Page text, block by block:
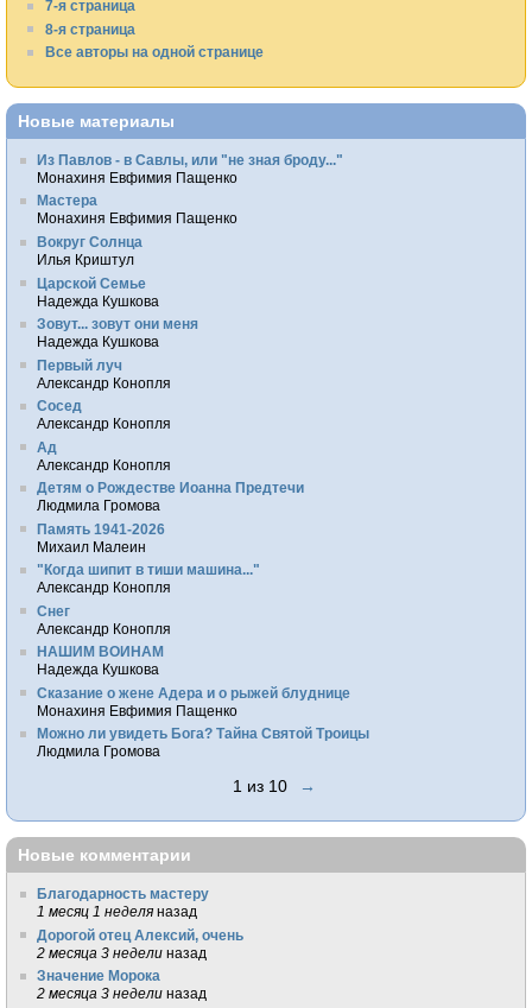
7-я страница
8-я страница
Все авторы на одной странице
Новые материалы
Из Павлов - в Савлы, или "не зная броду..."
Монахиня Евфимия Пащенко
Мастера
Монахиня Евфимия Пащенко
Вокруг Солнца
Илья Криштул
Царской Семье
Надежда Кушкова
Зовут... зовут они меня
Надежда Кушкова
Первый луч
Александр Конопля
Сосед
Александр Конопля
Ад
Александр Конопля
Детям о Рождестве Иоанна Предтечи
Людмила Громова
Память 1941-2026
Михаил Малеин
"Когда шипит в тиши машина..."
Александр Конопля
Снег
Александр Конопля
НАШИМ ВОИНАМ
Надежда Кушкова
Сказание о жене Адера и о рыжей блуднице
Монахиня Евфимия Пащенко
Можно ли увидеть Бога? Тайна Святой Троицы
Людмила Громова
1 из 10 →
Новые комментарии
Благодарность мастеру
1 месяц 1 неделя назад
Дорогой отец Алексий, очень
2 месяца 3 недели назад
Значение Морока
2 месяца 3 недели назад